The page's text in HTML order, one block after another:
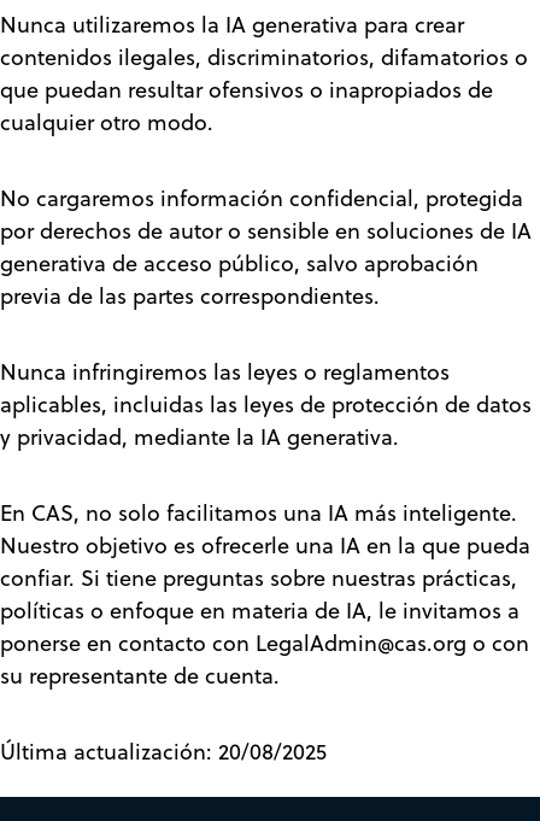
Nunca utilizaremos la IA generativa para crear
contenidos ilegales, discriminatorios, difamatorios o
que puedan resultar ofensivos o inapropiados de
cualquier otro modo.
No cargaremos información confidencial, protegida
por derechos de autor o sensible en soluciones de IA
generativa de acceso público, salvo aprobación
previa de las partes correspondientes.
Nunca infringiremos las leyes o reglamentos
aplicables, incluidas las leyes de protección de datos
y privacidad, mediante la IA generativa.
En CAS, no solo facilitamos una IA más inteligente.
Nuestro objetivo es ofrecerle una IA en la que pueda
confiar. Si tiene preguntas sobre nuestras prácticas,
políticas o enfoque en materia de IA, le invitamos a
ponerse en contacto con LegalAdmin@cas.org o con
su representante de cuenta.
Última actualización: 20/08/2025